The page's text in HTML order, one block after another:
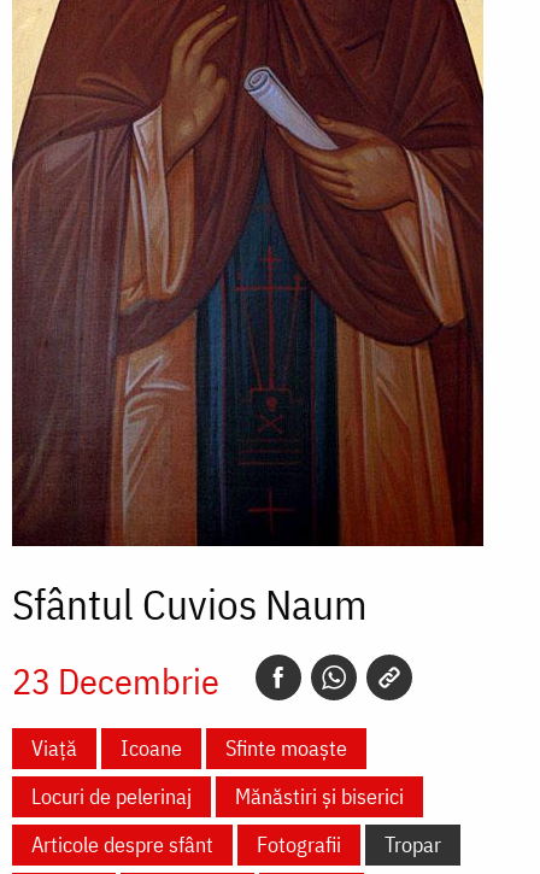
Sfântul Cuvios Naum
23 Decembrie
Viață Icoane
Sfinte moaște
Locuri de pelerinaj
Mănăstiri și biserici
Articole despre sfânt
Fotografii
Tropar